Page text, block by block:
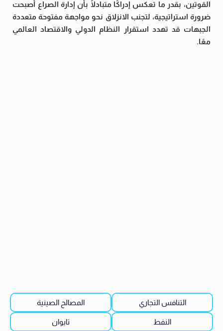
القوتين، بقدر ما تعكس إدراكًا متبادلًا بأن إدارة الصراع أصبحت
ضرورة استراتيجية، لتجنب الانزلاق نحو مواجهة مفتوحة متعددة
الجبهات قد تهدد استقرار النظام الدولي والاقتصاد العالمي
معًا.
التنافس التجاري المصالح الصينية
النفط تايوان